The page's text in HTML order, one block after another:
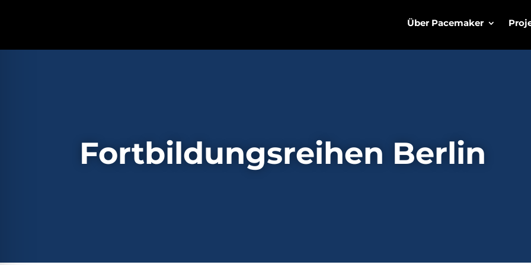
Über Pacemaker
Fortbildungsreihen Berlin